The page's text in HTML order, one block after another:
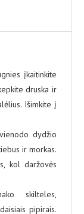
įkaitinkite
druska ir
Išimkite į
dydžio
ir morkas.
kol daržovės
skilteles,
pipirais.